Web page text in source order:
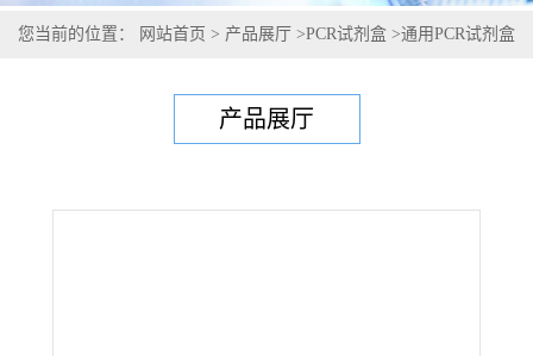
您当前的位置： 网站首页 > 产品展厅 >PCR试剂盒 >通用PCR试剂盒
产品展厅